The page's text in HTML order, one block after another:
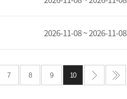
2026-11-08 ~ 2026-11-08
7 8 9 10